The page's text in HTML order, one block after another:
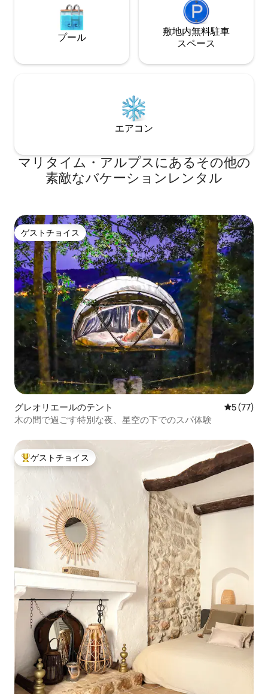
プール
敷地内無料駐⁠車
ス⁠ペ⁠ー⁠ス
エアコン
マリタイム・アルプスにあるその他の
素敵なバケーションレンタル
ゲストチョイス
ゲストチョイス
グレオリエールのテント レビュー
5 (77)
木の間で過ごす特別な夜、星空の下でのスパ体験
大好評のゲストチョイスです。
ゲストチョイス